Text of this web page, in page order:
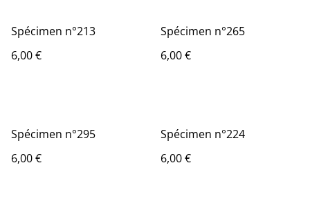
Spécimen n°213
6,00 €
Spécimen n°265
6,00 €
Spécimen n°295
6,00 €
Spécimen n°224
6,00 €